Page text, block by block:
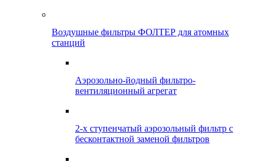
Воздушные фильтры ФОЛТЕР для атомных
станций
Аэрозольно-йодный фильтро-
вентиляционный агрегат
2-х ступенчатый аэрозольный фильтр с
бесконтактной заменой фильтров